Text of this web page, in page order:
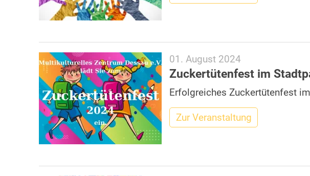
01. August 2024
Zuckertütenfest im
Erfolgreiches Zuckertütenfest
Zur Veranstaltung